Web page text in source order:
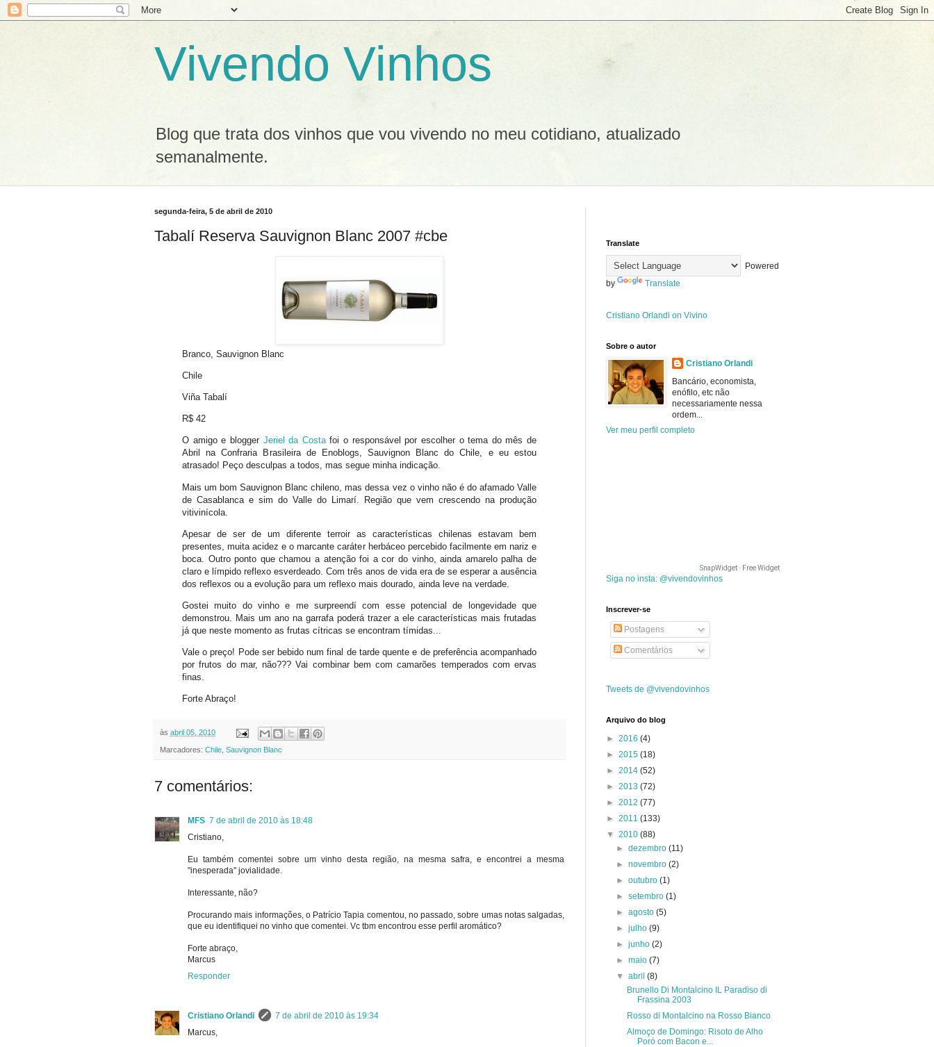
Vivendo Vinhos
Blog que trata dos vinhos que vou vivendo no meu cotidiano, atualizado
semanalmente.
segunda-feira, 5 de abril de 2010
Tabalí Reserva Sauvignon Blanc 2007 #cbe
Branco, Sauvignon Blanc
Chile
Viña Tabalí
R$ 42
O amigo e blogger Jeriel da Costafoi o responsável por escolher o tema do mês de
Abril na Confraria Brasileira de Enoblogs, Sauvignon Blanc do Chile, e eu estou
atrasado! Peço desculpas a todos, mas segue minha indicação.
Mais um bom Sauvignon Blanc chileno, mas dessa vez o vinho não é do afamado Valle
de Casablanca e sim do Valle do Limarí. Região que vem crescendo na produção
vitivinícola.
Apesar de ser de um diferente terroir as características chilenas estavam bem
presentes, muita acidez e o marcante caráter herbáceo percebido facilmente em nariz e
boca. Outro ponto que chamou a atenção foi a cor do vinho, ainda amarelo palha de
claro e límpido reflexo esverdeado. Com três anos de vida era de se esperar a ausência
dos reflexos ou a evolução para um reflexo mais dourado, ainda leve na verdade.
Gostei muito do vinho e me surpreendí com esse potencial de longevidade que
demonstrou. Mais um ano na garrafa poderá trazer a ele características mais frutadas
já que neste momento as frutas cítricas se encontram tímidas...
Vale o preço! Pode ser bebido num final de tarde quente e de preferência acompanhado
por frutos do mar, não??? Vai combinar bem com camarões temperados com ervas
finas.
Forte Abraço!
às abril 05, 2010
Marcadores: Chile Sauvignon Blanc
7 comentários:
MFS 7 de abril de 2010 às 18:48
Cristiano,
Eu também comentei sobre um vinho desta região, na mesma safra, e encontrei a mesma
"inesperada" jovialidade.
Interessante, não?
Procurando mais informações, o Patrício Tapia comentou, no passado, sobre umas notas salgadas,
que eu identifiquei no vinho que comentei. Vc tbm encontrou esse perfil aromático?
Forte abraço,
Marcus
Responder
Cristiano Orlandi
7 de abril de 2010 às 19:34
Marcus,
Translate
Powered
by
Translate
Cristiano Orlandi on Vivino
Sobre o autor
Cristiano Orlandi
Bancário, economista,
enófilo, etc não
necessariamente nessa
ordem...
Ver meu perfil completo
SnapWidget · Free Widget
Siga no insta: @vivendovinhos
Inscrever-se
Postagens
Comentários
Tweets de @vivendovinhos
Arquivo do blog
► 2016 (4)
► 2015 (18)
► 2014 (52)
► 2013 (72)
► 2012 (77)
► 2011 (133)
▼ 2010 (88)
►dezembro(11)
►novembro(2)
►outubro(1)
►setembro(1)
►agosto(5)
►julho(9)
►junho(2)
►maio(7)
▼abril(8)
Brunello Di Montalcino IL Paradiso di
Frassina 2003
Rosso di Montalcino na Rosso Bianco
Almoço de Domingo: Risoto de Alho
Poró com Bacon e...